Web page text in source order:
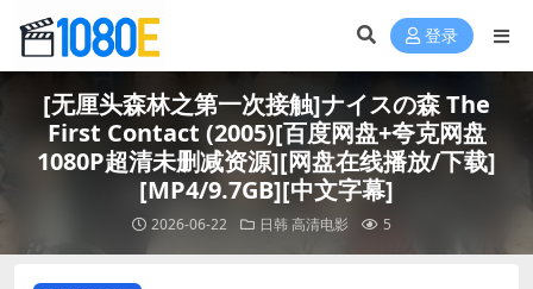
登录
[无厘头森林之第一次接触]ナイスの森 The
First Contact (2005)[百度网盘+夸克网盘
1080P超清未删减资源][网盘在线播放/下载]
[MP4/9.7GB][中文字幕]
2026-06-22 日韩高清电影 5